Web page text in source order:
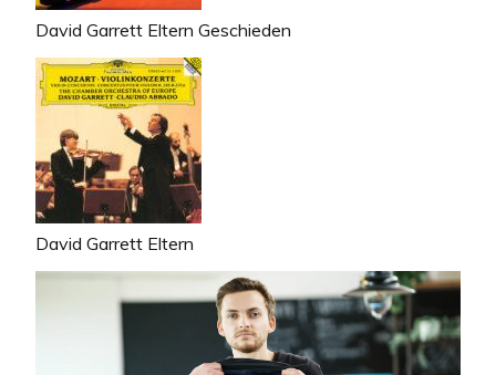
David Garrett Eltern Geschieden
David Garrett Eltern